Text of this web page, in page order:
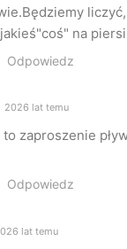
na
Odpowiedz
2026 lat temu
to zaproszenie
Odpowiedz
lat temu